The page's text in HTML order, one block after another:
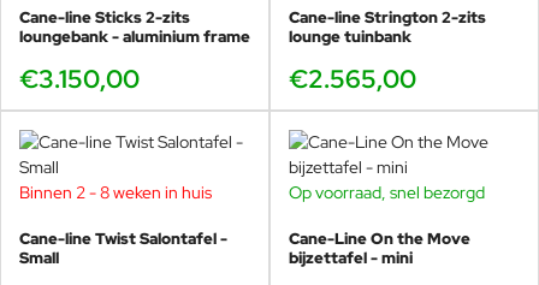
Cane-line Sticks 2-zits
loungebank - aluminium frame
€3.150,00
Cane-line Strington 2-zits
lounge tuinbank
€2.565,00
Binnen 2 - 8 weken in huis
Cane-line Twist Salontafel -
Small
Op voorraad, snel bezorgd
Cane-Line On the Move
bijzettafel - mini